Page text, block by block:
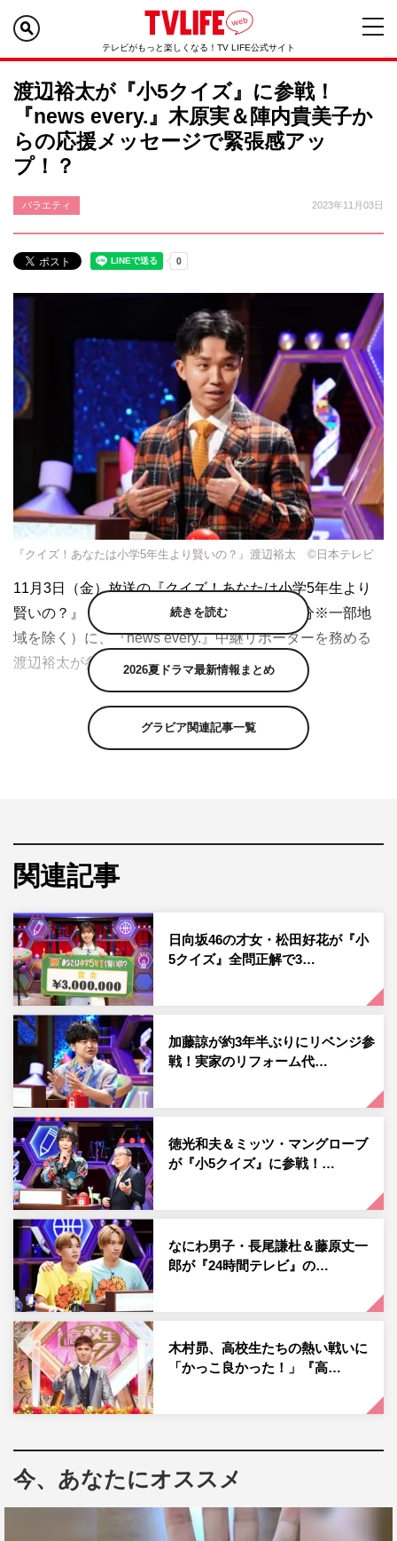
テレビがもっと楽しくなる！TV LIFE公式サイト
渡辺裕太が『小5クイズ』に参戦！
『news every.』木原実＆陣内貴美子か
らの応援メッセージで緊張感アッ
プ！？
バラエティ 2023年11月03日
『クイズ！あなたは小学5年生より賢いの？』渡辺裕太 ©日本テレビ
11月3日（金）放送の『クイズ！あなたは小学5年生より
賢いの？』（日本テレビ系 午後7時～7時56分※一部地
域を除く）に、『news every.』中継リポーターを務める
渡辺裕太が参戦する。
で、故・渡辺徹さんと榊原郁恵の長男でもある渡辺裕太が
番組の看板を背負って参戦。『news every.』の中継リポ
『小5クイズ』に挑戦経験のある木原実＆陣内貴美子か
ら、プレッシャーのかかる応援メッセージも到着。さらに
緊張感が高まる中、ひるむことなく、報道番組担当のメン
ツにかけて見事、全問正解・300万円獲得なるか。渡辺の
真剣勝負に注目だ。
また、この日の放送には、一般応募枠から、広島のシング
ルマザーが4人の娘を引き連れて参戦。上は高校3年生から
下は小学6年生まで、4人の夢をかなえるための資金作りに
と、家族全員で徹底対策し賞金300万獲得を目指す。
番組情報
『クイズ！あなたは小学5年生より賢いの？』
日本テレビ系
2023年11月3日（金）午後7時～7時56分 ※一部地域を
除く
©日本テレビ
続きを読む
2026夏ドラマ最新情報まとめ
グラビア関連記事一覧
関連記事
日向坂46の才女・松田好花が『小
5クイズ』全問正解で3…
加藤諒が約3年半ぶりにリベンジ参
戦！実家のリフォーム代…
徳光和夫＆ミッツ・マングローブ
が『小5クイズ』に参戦！…
なにわ男子・長尾謙杜＆藤原丈一
郎が『24時間テレビ』の…
木村昴、高校生たちの熱い戦いに
「かっこ良かった！」『高…
今、あなたにオススメ